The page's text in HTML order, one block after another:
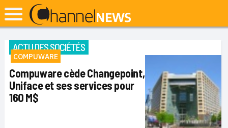
ACTU DES SOCIÉTÉS
COMPUWARE
Compuware cède Changepoint,
Uniface et ses services pour
160 M$